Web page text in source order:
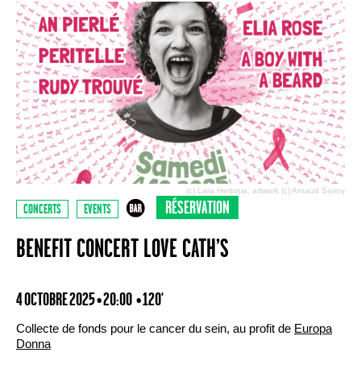
(c) Lara Herbinia, artwork (c) Arnaud Savoy
CONCERTS EVENTS RÉSERVATION
BENEFIT CONCERT LOVE CATH’S
4 OCTOBRE 2025 • 20:00 • 120'
Collecte de fonds pour le cancer du sein, au profit de Europa
Donna